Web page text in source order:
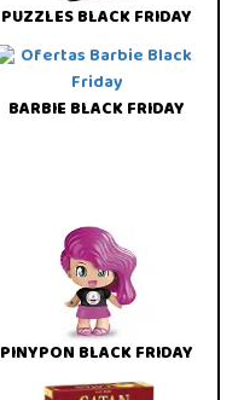
PUZZLES BLACK FRIDAY
BARBIE BLACK FRIDAY
PINYPON BLACK FRIDAY